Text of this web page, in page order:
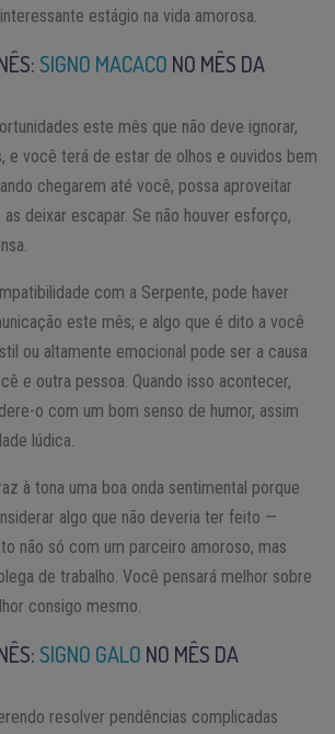
estágio na vida amorosa.
SIGNO MACACO NO MÊS DA
este mês que não deve ignorar,
e você terá de estar de olhos e ouvidos bem
chegarem até você, possa aproveitar
as deixar escapar. Se não houver esforço,
com a Serpente, pode haver
este mês; e algo que é dito a você
ou altamente emocional pode ser a causa
e outra pessoa. Quando isso acontecer,
o com um bom senso de humor, assim
lúdica.
à tona uma boa onda sentimental porque
algo que não deveria ter feito —
não só com um parceiro amoroso, mas
de trabalho. Você pensará melhor sobre
consigo mesmo.
SIGNO GALO NO MÊS DA
resolver pendências complicadas